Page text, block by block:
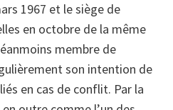
1967 et le siège de
en octobre de la même
membre de
son intention de
en cas de conflit. Par la